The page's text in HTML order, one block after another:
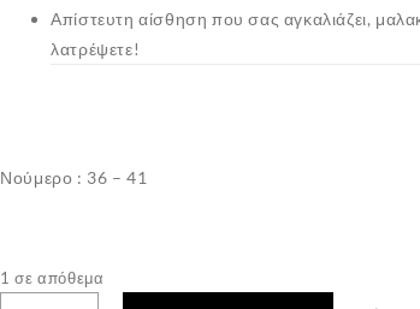
Απίστευτη αίσθηση που σας αγκαλιάζει,
λατρέψετε!
Νούμερο : 36 – 41
1 σε απόθεμα